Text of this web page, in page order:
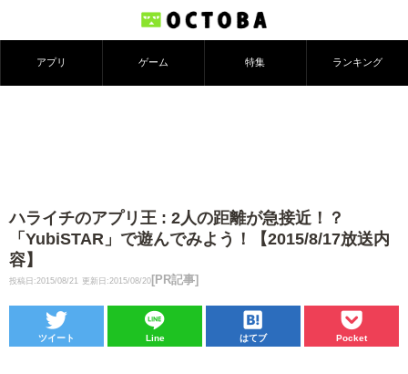
アプリ ゲーム 特集 ランキング
ハライチのアプリ王 : 2人の距離が急接近！？
「YubiSTAR」で遊んでみよう！【2015/8/17放送内
容】
投稿日:2015/08/21 更新日:2015/08/20 [PR記事]
ツイート Line はてブ Pocket